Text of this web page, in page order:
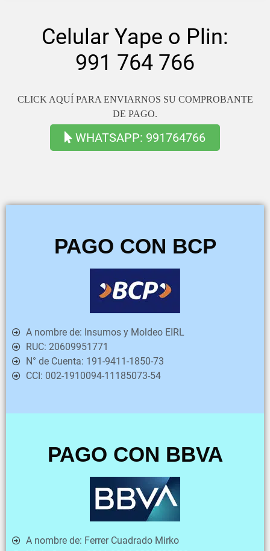
Celular Yape o Plin:
991 764 766
CLICK AQUÍ PARA ENVIARNOS SU COMPROBANTE
DE PAGO.
WHATSAPP: 991764766
PAGO CON BCP
A nombre de: Insumos y Moldeo EIRL
RUC: 20609951771
N° de Cuenta: 191-9411-1850-73
CCI: 002-1910094-11185073-54
PAGO CON BBVA
A nombre de: Ferrer Cuadrado Mirko